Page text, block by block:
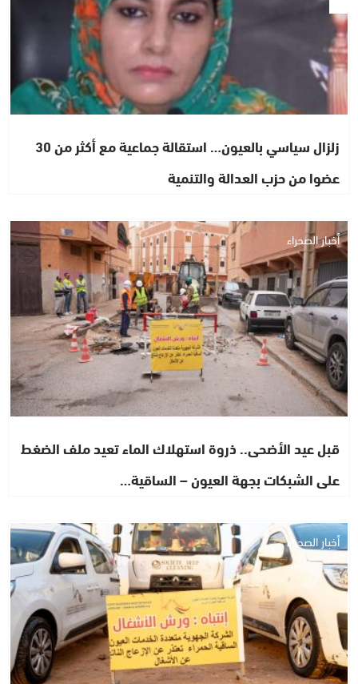
زلزال سياسي بالعيون… استقالة جماعية مع أكثر من 30
عضوا من حزب العدالة والتنمية
أخبار الصحراء
قبل عيد الأضحى.. ذروة استهلاك الماء تعيد ملف الضغط
على الشبكات بجهة العيون – الساقية…
أخبار الصحراء